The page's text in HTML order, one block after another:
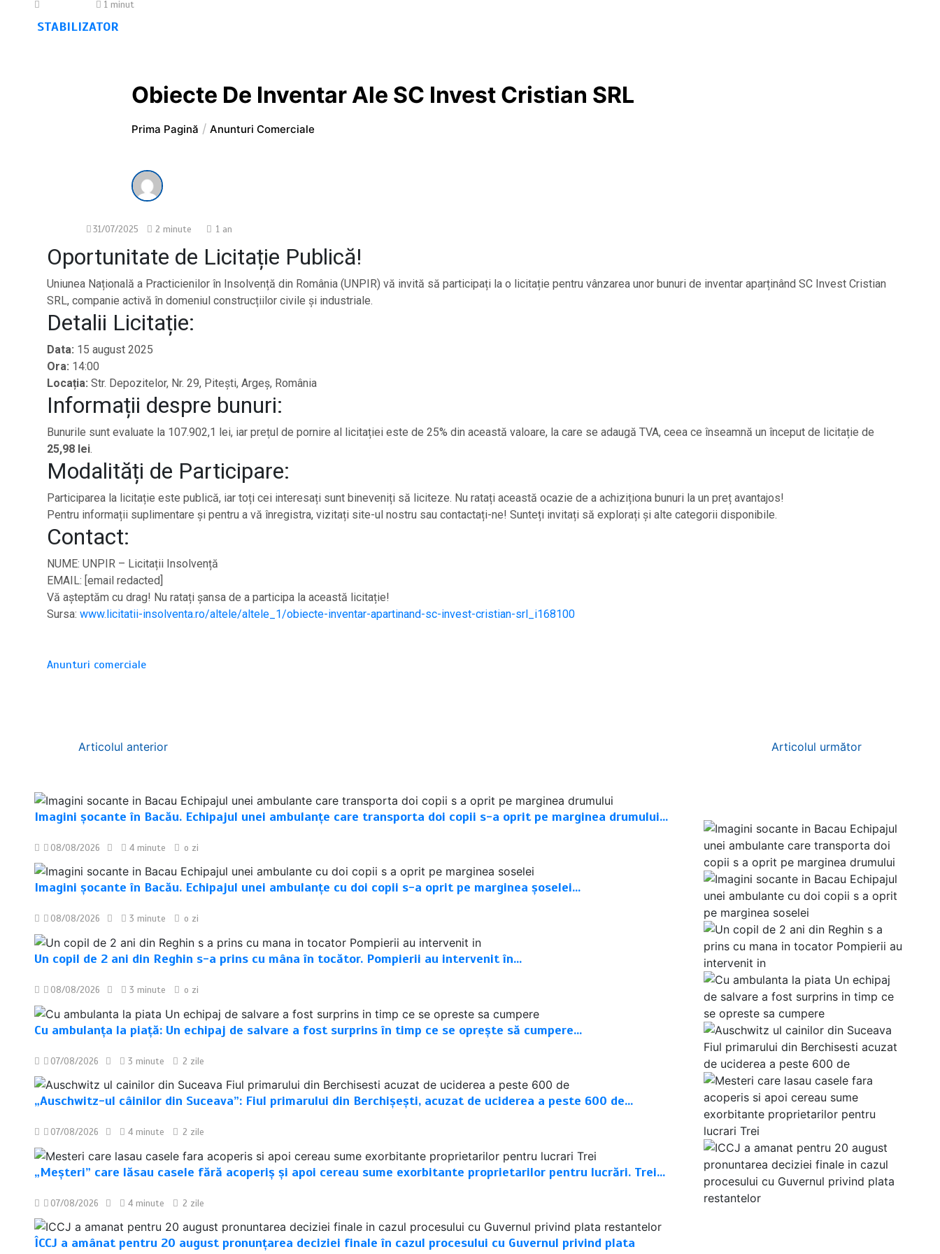
1 minut
STABILIZATOR
Obiecte De Inventar Ale SC Invest Cristian SRL
Prima Pagină Anunturi Comerciale
31/07/2025 2 minute 1 an
Oportunitate de Licitație Publică!
Uniunea Națională a Practicienilor în Insolvență din România (UNPIR) vă invită să participați la o licitație pentru vânzarea unor bunuri de inventar aparținând SC Invest Cristian
SRL, companie activă în domeniul construcțiilor civile și industriale.
Detalii Licitație:
Data: 15 august 2025
Ora: 14:00
Locația: Str. Depozitelor, Nr. 29, Pitești, Argeș, România
Informații despre bunuri:
Bunurile sunt evaluate la 107.902,1 lei, iar prețul de pornire al licitației este de 25% din această valoare, la care se adaugă TVA, ceea ce înseamnă un început de licitație de
25,98 lei.
Modalități de Participare:
Participarea la licitație este publică, iar toți cei interesați sunt bineveniți să liciteze. Nu ratați această ocazie de a achiziționa bunuri la un preț avantajos!
Pentru informații suplimentare și pentru a vă înregistra, vizitați site-ul nostru sau contactați-ne! Sunteți invitați să explorați și alte categorii disponibile.
Contact:
NUME: UNPIR – Licitații Insolvență
EMAIL: [email redacted]
Vă așteptăm cu drag! Nu ratați șansa de a participa la această licitație!
Sursa:www.licitatii-insolventa.ro/altele/altele_1/obiecte-inventar-apartinand-sc-invest-cristian-srl_i168100
Anunturi comerciale
Navigare
articole
Articolul anterior Articolul următor
Imagini șocante în Bacău. Echipajul unei ambulanțe care transporta doi copii s-a oprit pe marginea drumului…
08/08/2026 4 minute o zi
Imagini șocante în Bacău. Echipajul unei ambulanțe cu doi copii s-a oprit pe marginea șoselei…
08/08/2026 3 minute o zi
Un copil de 2 ani din Reghin s-a prins cu mâna în tocător. Pompierii au intervenit în…
08/08/2026 3 minute o zi
Cu ambulanța la piață: Un echipaj de salvare a fost surprins în timp ce se oprește să cumpere…
07/08/2026 3 minute 2 zile
„Auschwitz-ul câinilor din Suceava”: Fiul primarului din Berchișești, acuzat de uciderea a peste 600 de…
07/08/2026 4 minute 2 zile
„Meșteri” care lăsau casele fără acoperiș și apoi cereau sume exorbitante proprietarilor pentru lucrări. Trei…
07/08/2026 4 minute 2 zile
ÎCCJ a amânat pentru 20 august pronunțarea deciziei finale în cazul procesului cu Guvernul privind plata